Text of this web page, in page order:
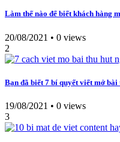
Làm thế nào để biết khách hàng
20/08/2021 • 0 views
2
Bạn đã biết 7 bí quyết viết mở
19/08/2021 • 0 views
3